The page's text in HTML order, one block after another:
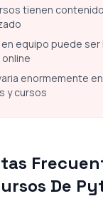
tienen contenido
equipo puede ser
enormemente
y cursos
De